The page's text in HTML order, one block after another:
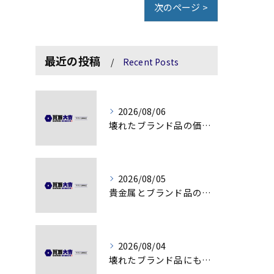
次のページ >
最近の投稿 Recent Posts
2026/08/06
壊れたブランド品の価値を見極める技術とは
2026/08/05
貴金属とブランド品の価値変動を見極める方法
2026/08/04
壊れたブランド品にも価値がつく理由とは